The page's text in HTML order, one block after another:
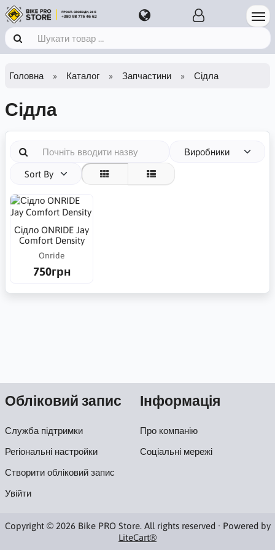
Головна Каталог Запчастини Сідла
Сідла
Виробники
Sort By
Сідло ONRIDE Jay
Comfort Density
Onride
750грн
Обліковий запис
Служба підтримки
Регіональні настройки
Створити обліковий запис
Увійти
Інформація
Про компанію
Соціальні мережі
Copyright © 2026 Bike PRO Store. All rights reserved · Powered by
LiteCart®